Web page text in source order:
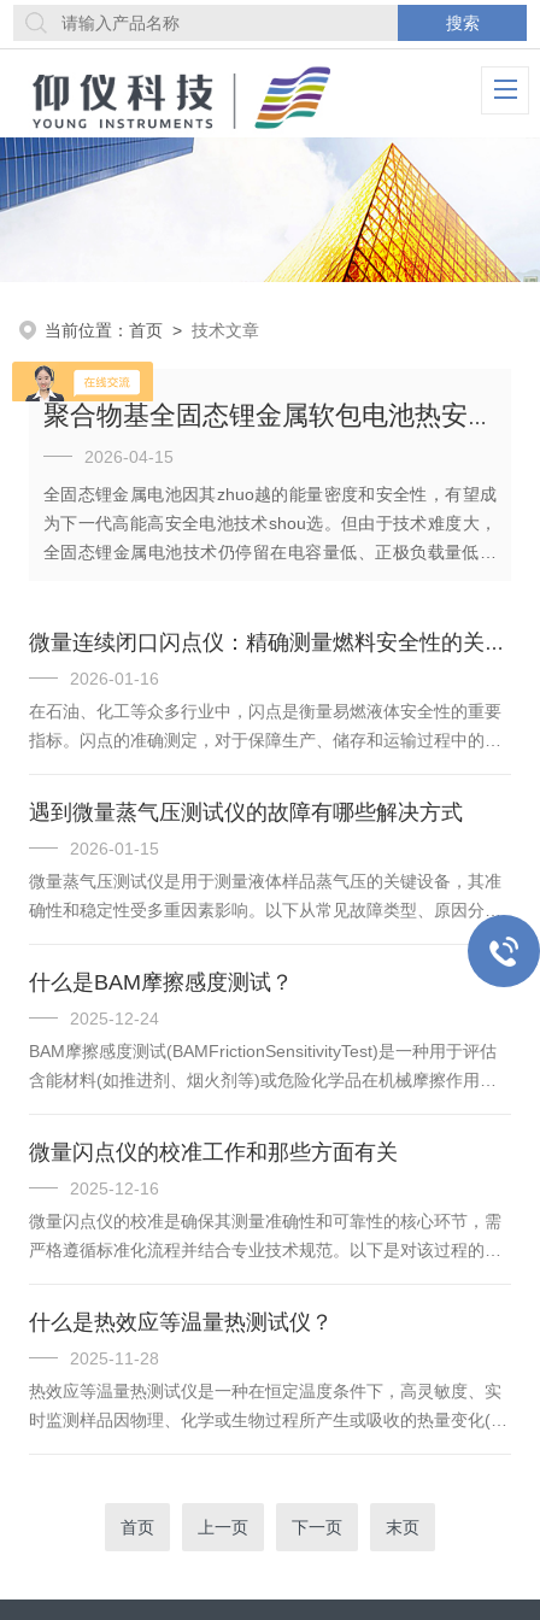
当前位置：首页 >技术文章
聚合物基全固态锂金属软包电池热安全性能研究
2026-04-15
全固态锂金属电池因其zhuo越的能量密度和安全性，有望成
为下一代高能高安全电池技术shou选。但由于技术难度大，
全固态锂金属电池技术仍停留在电容量低、正极负载量低的
微量连续闭口闪点仪：精确测量燃料安全性的关键工具
2026-01-16
在石油、化工等众多行业中，闪点是衡量易燃液体安全性的重要
指标。闪点的准确测定，对于保障生产、储存和运输过程中的安
为精准检测闪点的幕后英雄。微量连续闭口闪点仪的核心优势在
于“微量”和“连续”。传统的闪点测定仪往往需要较多的样品量，这
对于一些珍贵或难以获取的样品来说是一种浪费。而微量连续闭
口闪点仪只需要极少的样品量，就能够准确测定闪点，大大节约
了样品资源。它具备连续检测的功能，可以在短时间内对多个样
遇到微量蒸气压测试仪的故障有哪些解决方式
2026-01-15
微量蒸气压测试仪是用于测量液体样品蒸气压的关键设备，其准
确性和稳定性受多重因素影响。以下从常见故障类型、原因分析
及解决方案三个维度进行系统性阐述：一、温度控制系统异常1.
温度波动与偏差-现象：实际温度偏离设定值(如标准要求37.8℃
±0.1℃)，导致蒸气压计算错误。-原因：加热元件老化、温控传
感器精度不足(如热电偶氧化)、PID参数失调或环境温度剧烈波
动。-解决：-定期校准温度传感器，使用导热硅脂清洁触点，确
保插入深度符合要求。-重置温控器参数并执行自整定功能，...
什么是BAM摩擦感度测试？
2025-12-24
BAM摩擦感度测试(BAMFrictionSensitivityTest)是一种用于评估
含能材料(如推进剂、烟火剂等)或危险化学品在机械摩擦作用下
测试由德国联邦材料研究与测试研究所
(BundesanstaltfürMaterialforschungund-prüfung，简称BAM)开
发，现已被联合国《关于危险货物运输的建议书：试验和标准手
册》、中国国家标准(如GB/T21566-2008)等广泛采纳，成为危险
品安全分类...
微量闪点仪的校准工作和那些方面有关
2025-12-16
微量闪点仪的校准是确保其测量准确性和可靠性的核心环节，需
严格遵循标准化流程并结合专业技术规范。以下是对该过程的详
度环境中进行，实验室温度控制在(20±5)℃，相对湿度≤80%。需
远离振动源、强电磁干扰及直射阳光，确保仪器放置平稳，四周
预留充足散热空间。-仪器状态检查确认设备外观无损伤，各部件
连接牢固，电弧针清洁无氧化，温度传感器垂直无弯曲。同时校
验压力传感器与环境大气压的误差范围(±0.5k...
什么是热效应等温量热测试仪？
2025-11-28
热效应等温量热测试仪是一种在恒定温度条件下，高灵敏度、实
时监测样品因物理、化学或生物过程所产生或吸收的热量变化(即
的工作基于热力学第一定律(能量守恒)和功率补偿技术或热电效
首页 上一页 下一页 末页